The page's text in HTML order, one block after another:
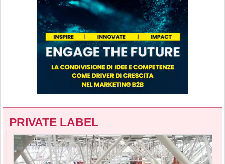
PRIVATE LABEL